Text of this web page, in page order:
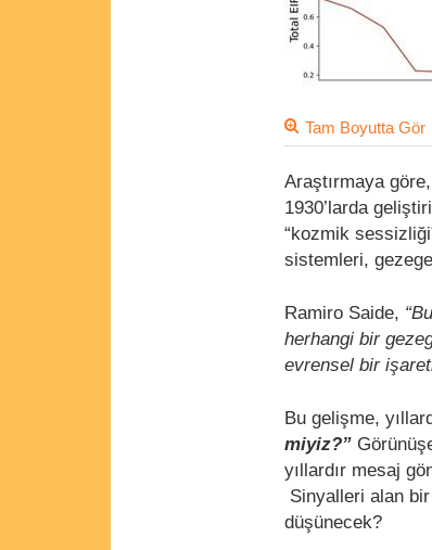
Tam Boyutta Gör
Araştırmaya
1930’larda
“kozmik
sistemleri,
Ramiro Saide,
herhangi bir
evrensel bir
Bu gelişme,
miyiz?”
yıllardır mesaj
Sinyalleri alan
düşünecek?